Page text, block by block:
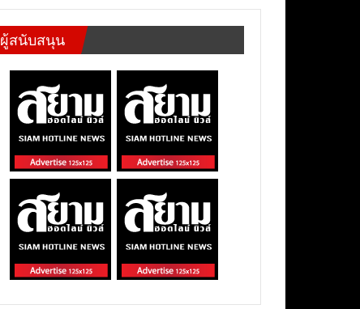
ผู้สนับสนุน